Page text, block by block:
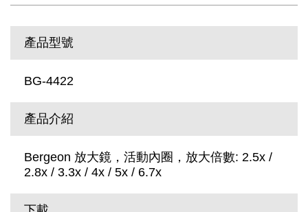
產品型號
BG-4422
產品介紹
Bergeon 放大鏡，活動內圈，放大倍數: 2.5x /
2.8x / 3.3x / 4x / 5x / 6.7x